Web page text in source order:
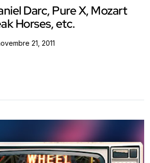
Darc, Pure X, Mozart
Horses, etc.
21, 2011